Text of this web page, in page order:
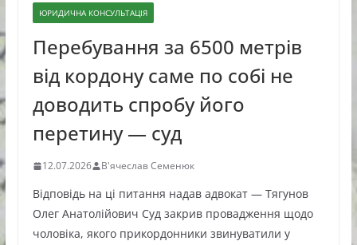
ЮРИДИЧНА КОНСУЛЬТАЦІЯ
Перебування за 6500 метрів
від кордону саме по собі не
доводить спробу його
перетину — суд
12.07.2026 В'ячеслав Семенюк
Відповідь на ці питання надав адвокат — Тягунов
Олег Анатолійович Суд закрив провадження щодо
чоловіка, якого прикордонники звинуватили у